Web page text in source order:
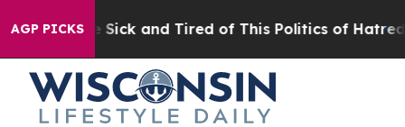
AGP PICKS
Are Sick and Tired of This Politics of Hatred” The